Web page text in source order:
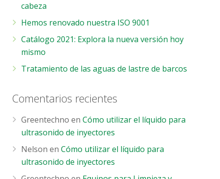
cabeza
Hemos renovado nuestra ISO 9001
Catálogo 2021: Explora la nueva versión hoy
mismo
Tratamiento de las aguas de lastre de barcos
Comentarios recientes
Greentechno enCómo utilizar el líquido para
ultrasonido de inyectores
Nelson enCómo utilizar el líquido para
ultrasonido de inyectores